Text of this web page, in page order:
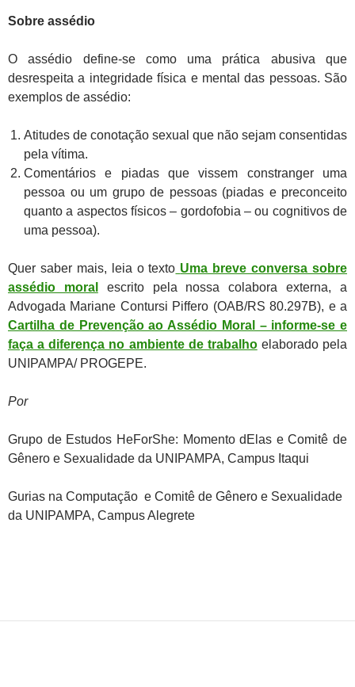
Sobre assédio
O assédio define-se como uma prática abusiva que
desrespeita a integridade física e mental das pessoas. São
exemplos de assédio:
Atitudes de conotação sexual que não sejam consentidas
pela vítima.
Comentários e piadas que vissem constranger uma
pessoa ou um grupo de pessoas (piadas e preconceito
quanto a aspectos físicos – gordofobia – ou cognitivos de
uma pessoa).
Quer saber mais, leia o texto Uma breve conversa sobre
assédio moral
escrito pela nossa
colabora externa, a
Advogada Mariane Contursi Piffero (OAB/RS 80.297B), e a
Cartilha de Prevenção ao Assédio Moral – informe-se e
faça a diferença no ambiente de trabalhoelaborado pela
UNIPAMPA/ PROGEPE.
Por
Grupo de Estudos HeForShe: Momento dElas e Comitê de
Gênero e Sexualidade da UNIPAMPA, Campus Itaqui
Gurias na Computação e Comitê de Gênero e Sexualidade
da UNIPAMPA, Campus Alegrete